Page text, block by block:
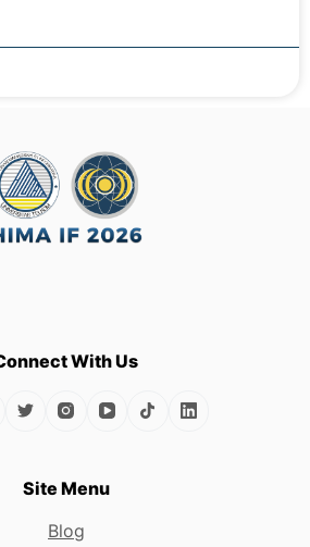
With Us
Site Menu
Blog